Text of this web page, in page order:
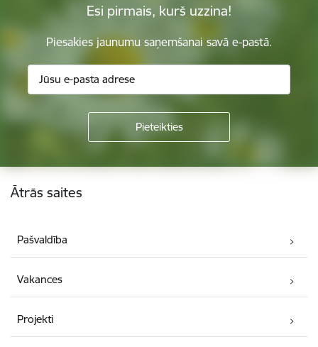
Esi pirmais, kurš uzzina!
Piesakies jaunumu saņemšanai savā e-pastā.
Kājene
Ātrās saites
Pašvaldība
Vakances
Projekti